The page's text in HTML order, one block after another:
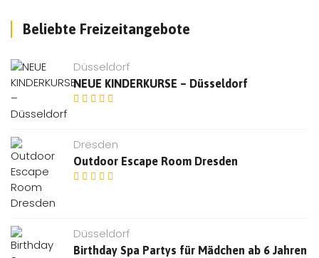
Beliebte Freizeitangebote
Düsseldorf
NEUE KINDERKURSE – Düsseldorf
Dresden
Outdoor Escape Room Dresden
Düsseldorf
Birthday Spa Partys für Mädchen ab 6 Jahren